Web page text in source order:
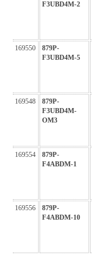
F3UBD4M-2
169550
879P-
F3UBD4M-5
169548
879P-
F3UBD4M-
ОМ3
169554
879P-
F4ABDM-1
169556
879P-
F4ABDM-10